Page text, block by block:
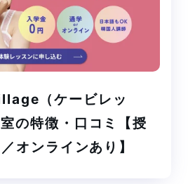
（ケービレッ
の特徴・口コミ【授
オンラインあり】